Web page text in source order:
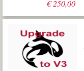
€250,00